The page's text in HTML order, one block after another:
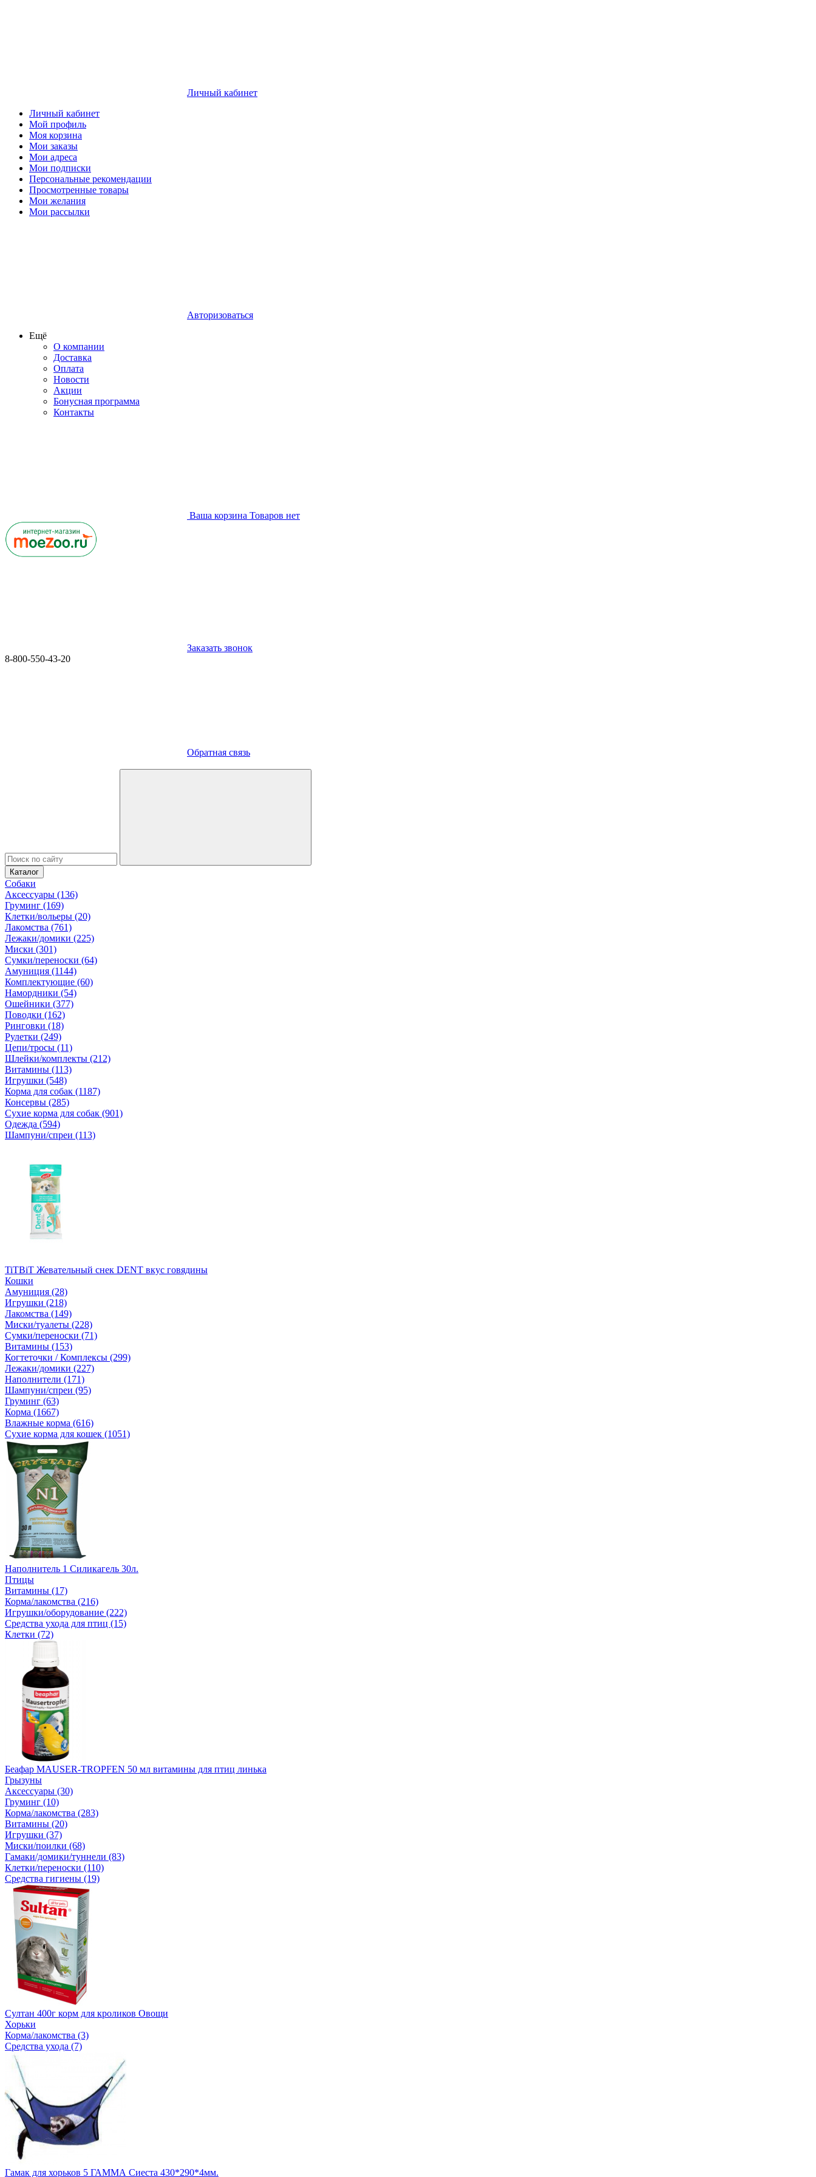
Личный кабинет
Личный кабинет
Мой профиль
Моя корзина
Мои заказы
Мои адреса
Мои подписки
Персональные рекомендации
Просмотренные товары
Мои желания
Мои рассылки
Авторизоваться
Ещё
О компании
Доставка
Оплата
Новости
Акции
Бонусная программа
Контакты
Ваша корзина Товаров нет
Заказать звонок
8-800-550-43-20
Обратная связь
Каталог
Собаки
Аксессуары (136)
Груминг (169)
Клетки/вольеры (20)
Лакомства (761)
Лежаки/домики (225)
Миски (301)
Сумки/переноски (64)
Амуниция (1144)
Комплектующие (60)
Намордники (54)
Ошейники (377)
Поводки (162)
Ринговки (18)
Рулетки (249)
Цепи/тросы (11)
Шлейки/комплекты (212)
Витамины (113)
Игрушки (548)
Корма для собак (1187)
Консервы (285)
Сухие корма для собак (901)
Одежда (594)
Шампуни/спреи (113)
TiTBiT Жевательный снек DENT вкус говядины
Кошки
Амуниция (28)
Игрушки (218)
Лакомства (149)
Миски/туалеты (228)
Сумки/переноски (71)
Витамины (153)
Когтеточки / Комплексы (299)
Лежаки/домики (227)
Наполнители (171)
Шампуни/спреи (95)
Груминг (63)
Корма (1667)
Влажные корма (616)
Сухие корма для кошек (1051)
Наполнитель 1 Силикагель 30л.
Птицы
Витамины (17)
Корма/лакомства (216)
Игрушки/оборудование (222)
Средства ухода для птиц (15)
Клетки (72)
Беафар MAUSER-TROPFEN 50 мл витамины для птиц линька
Грызуны
Аксессуары (30)
Груминг (10)
Корма/лакомства (283)
Витамины (20)
Игрушки (37)
Миски/поилки (68)
Гамаки/домики/туннели (83)
Клетки/переноски (110)
Средства гигиены (19)
Султан 400г корм для кроликов Овощи
Хорьки
Корма/лакомства (3)
Средства ухода (7)
Гамак для хорьков 5 ГАММА Сиеста 430*290*4мм.